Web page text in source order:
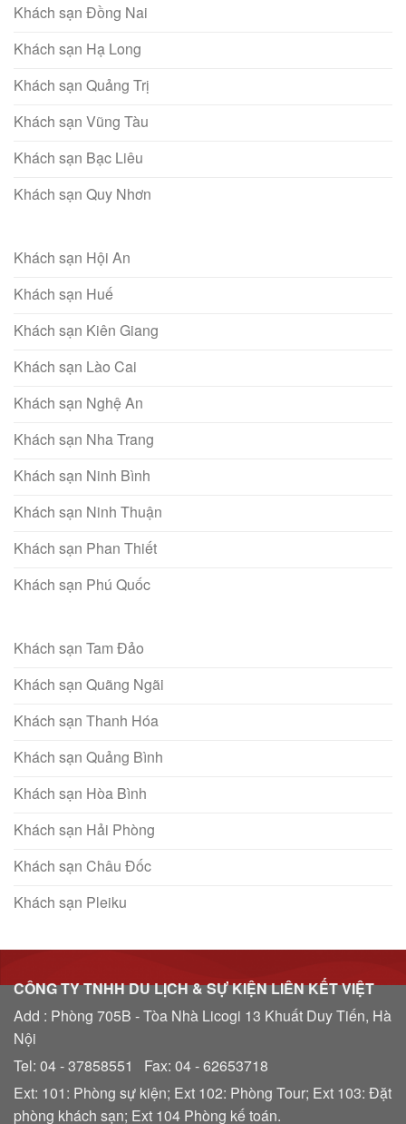
Khách sạn Đồng Nai
Khách sạn Hạ Long
Khách sạn Quảng Trị
Khách sạn Vũng Tàu
Khách sạn Bạc Liêu
Khách sạn Quy Nhơn
Khách sạn Hội An
Khách sạn Huế
Khách sạn Kiên Giang
Khách sạn Lào Cai
Khách sạn Nghệ An
Khách sạn Nha Trang
Khách sạn Ninh Bình
Khách sạn Ninh Thuận
Khách sạn Phan Thiết
Khách sạn Phú Quốc
Khách sạn Tam Đảo
Khách sạn Quãng Ngãi
Khách sạn Thanh Hóa
Khách sạn Quảng Bình
Khách sạn Hòa Bình
Khách sạn Hải Phòng
Khách sạn Châu Đốc
Khách sạn Pleiku
CÔNG TY TNHH DU LỊCH & SỰ KIỆN LIÊN KẾT VIỆT
Add : Phòng 705B - Tòa Nhà Licogi 13 Khuất Duy Tiến, Hà
Nội
Tel: 04 - 37858551 Fax: 04 - 62653718
Ext: 101: Phòng sự kiện; Ext 102: Phòng Tour; Ext 103: Đặt
phòng khách sạn; Ext 104 Phòng kế toán.